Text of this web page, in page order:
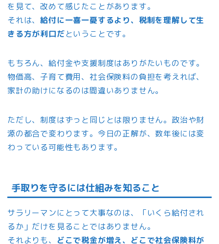
を見て、改めて感じたことがあります。
それは、給付に一喜一憂するより、税制を理解して生
きる方が利口だということです。
もちろん、給付金や支援制度はありがたいものです。
物価高、子育て費用、社会保険料の負担を考えれば、
家計の助けになるのは間違いありません。
ただし、制度はずっと同じとは限りません。政治や財
源の都合で変わります。今日の正解が、数年後には変
わっている可能性もあります。
手取りを守るには仕組みを知ること
サラリーマンにとって大事なのは、「いくら給付され
るか」だけを見ることではありません。
それよりも、 どこで税金が増え、どこで社会保険料が